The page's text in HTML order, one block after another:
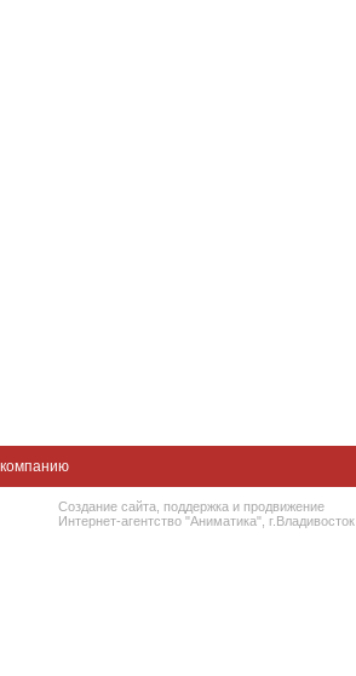
Создание сайта , поддержка и продвижение
Интернет-агентство "Аниматика", г.Владивосток